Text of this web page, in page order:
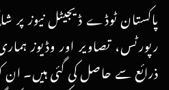
پاکستان ٹوڈے ڈیجیٹل نیوز پر
رپورٹس، تصاویر اور وڈیوز
ذرائع سے حاصل کی گئی ہیں۔ ان